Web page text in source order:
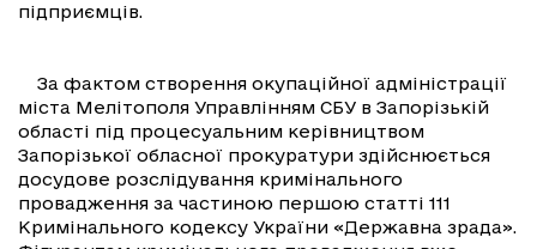
підприємців.
За фактом створення окупаційної адміністрації
міста Мелітополя Управлінням СБУ в Запорізькій
області під процесуальним керівництвом
Запорізької обласної прокуратури здійснюється
досудове розслідування кримінального
провадження за частиною першою статті 111
Кримінального кодексу України «Державна зрада».